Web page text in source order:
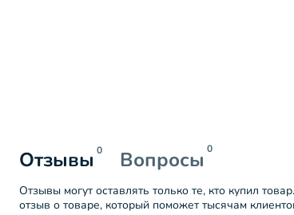
Отзывы 0 Вопросы 0
Отзывы могут оставлять только те, кто купил
отзыв о товаре, который поможет тысячам